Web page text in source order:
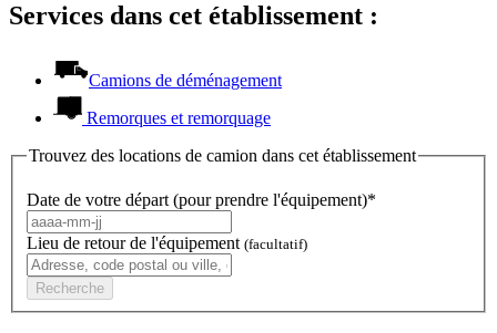
Services dans cet établissement :
Camions de déménagement
Remorques et remorquage
Trouvez des locations de camion dans cet établissement
Date de votre départ (pour prendre l'équipement)*
Lieu de retour de l'équipement (facultatif)
Recherche